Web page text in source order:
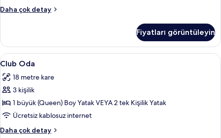
Daha çok detay
Superior
fazla
detay
Fiyatları görüntüleyin
Club
Oda
için
tüm
fotoğrafları
görün
Kaliteli yatak takımı, odada kasa,
8
Club Oda
18 metre kare
3 kişilik
1 büyük (Queen) Boy Yatak VEYA 2 tek Kişilik Yatak
Ücretsiz kablosuz internet
Daha çok detay
Club